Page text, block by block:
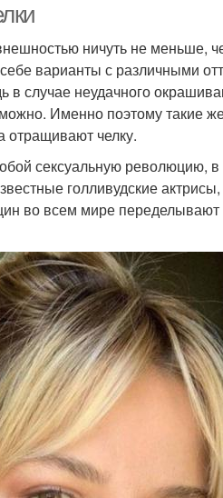
ничуть не меньше,
варианты с различными
случае неудачного
Именно поэтому такие
отращивают челку.
сексуальную революцию,
голливудские
во всем мире